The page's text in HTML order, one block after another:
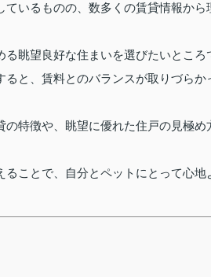
いるものの、数多くの賃貸情報から
眺望良好な住まいを選びたいところ
と、賃料とのバランスが取りづら
特徴や、眺望に優れた住戸の見極
ことで、自分とペットにとって心